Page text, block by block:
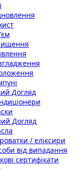
Догляд
Догляд
/ еліксири
від випадання
сертифікати